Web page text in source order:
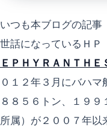
いつも本ブログの記事
世話になっているＨＰ
ＥＰＨＹＲＡＮＴＨＥ
０１２年３月にバハマ
８８５６トン、１９
所属）が２００７年以